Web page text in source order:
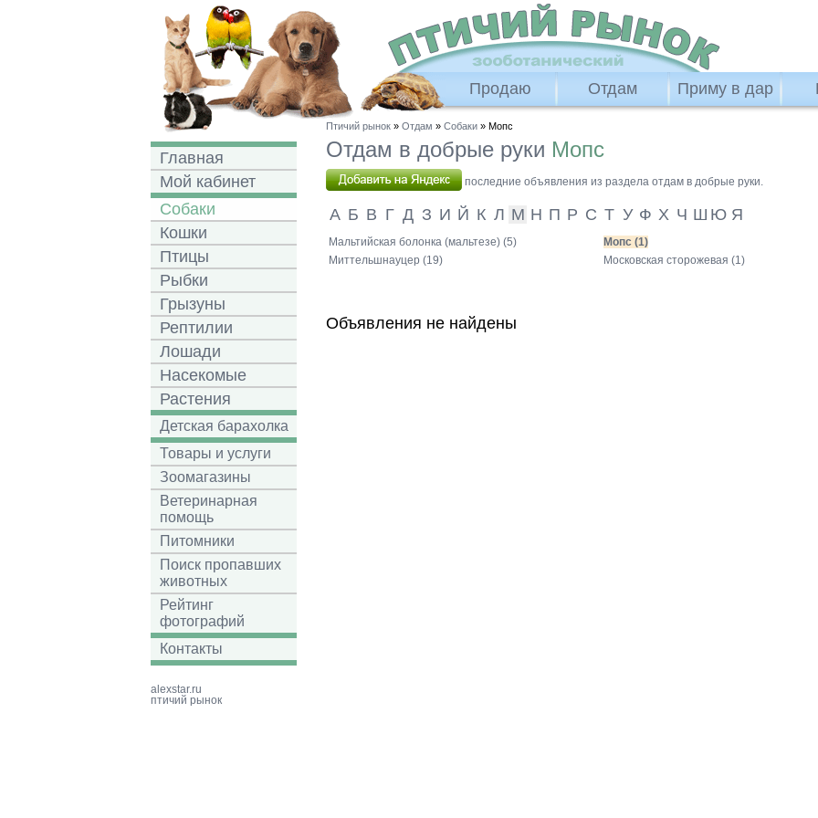
Продаю Отдам Приму в дар
Главная
Мой кабинет
Собаки
Кошки
Птицы
Рыбки
Грызуны
Рептилии
Лошади
Насекомые
Растения
Детская барахолка
Товары и услуги
Зоомагазины
Ветеринарная
помощь
Питомники
Поиск пропавших
животных
Рейтинг
фотографий
Контакты
Птичий рынок » Отдам » Собаки » Мопс
Отдам в добрые руки Мопс
последние объявления из раздела отдам в добрые руки.
А Б В Г Д З И Й К Л М Н П Р С Т У Ф Х Ч Ш Ю Я
Мальтийская болонка (мальтезе) (5)
Миттельшнауцер (19)
Мопс (1)
Московская сторожевая (1)
Объявления не найдены
alexstar.ru
птичий рынок